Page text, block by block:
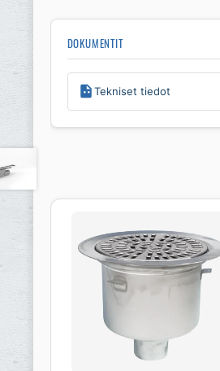
DOKUMENTIT
Tekniset tiedot